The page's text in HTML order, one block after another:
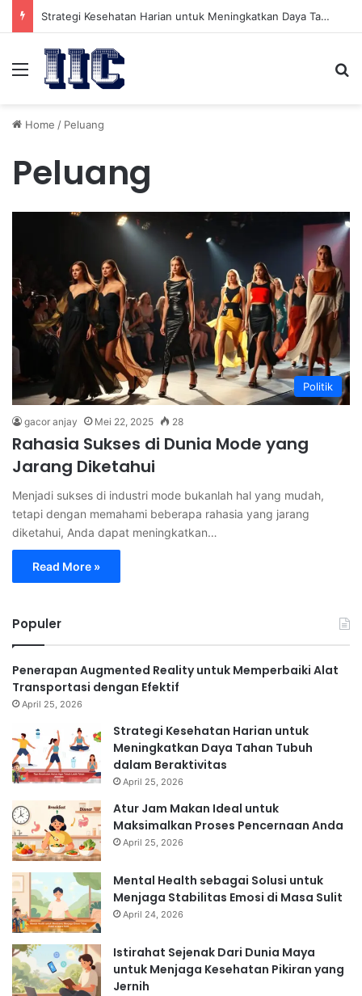
Strategi Kesehatan Harian untuk Meningkatkan Daya Tahan Tubuh dalam Beraktivitas
Menu
Home / Peluang
Peluang
Politik
gacor anjay Mei 22, 2025 28
Rahasia Sukses di Dunia Mode yang
Jarang Diketahui
Menjadi sukses di industri mode bukanlah hal yang mudah,
tetapi dengan memahami beberapa rahasia yang jarang
diketahui, Anda dapat meningkatkan…
Read More »
Populer
Penerapan Augmented Reality untuk Memperbaiki Alat
Transportasi dengan Efektif
April 25, 2026
Strategi Kesehatan Harian untuk
Meningkatkan Daya Tahan Tubuh
dalam Beraktivitas
April 25, 2026
Atur Jam Makan Ideal untuk
Maksimalkan Proses Pencernaan Anda
April 25, 2026
Mental Health sebagai Solusi untuk
Menjaga Stabilitas Emosi di Masa Sulit
April 24, 2026
Istirahat Sejenak Dari Dunia Maya
untuk Menjaga Kesehatan Pikiran yang
Jernih